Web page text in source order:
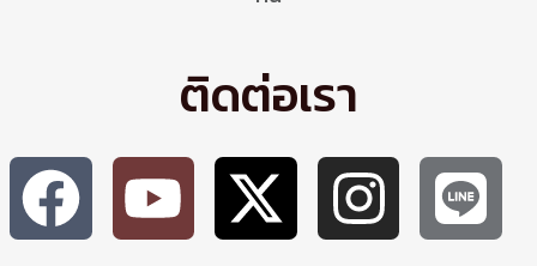
ติดต่อเรา